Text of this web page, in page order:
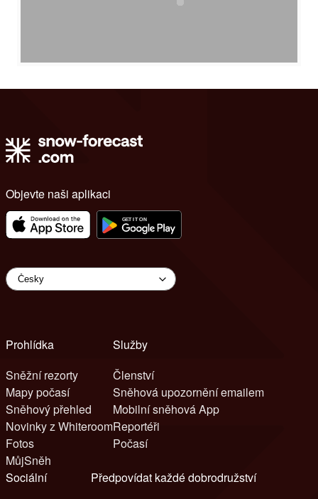
Objevte naši aplikaci
Prohlídka
Sněžní rezorty
Mapy počasí
Sněhový přehled
Novinky z Whiteroom
Fotos
MůjSněh
Služby
Členství
Sněhová upozornění emailem
Mobilní sněhová App
Reportéři
Počasí
Sociální
Předpovídat každé dobrodružství